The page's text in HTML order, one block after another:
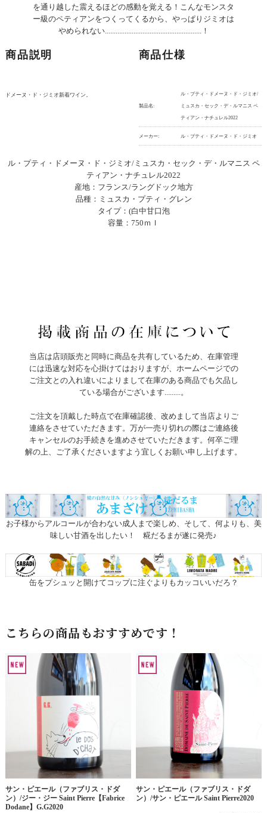
を通り越した震えるほどの感動を覚える！こんなモンスタ
ー級のペティアンをつくってくるから、やっぱりジミオは
やめられない......................................................！
商品説明
ドメーヌ・ド・ジミオ新着ワイン。
商品仕様
製品名:
ル・プティ・ドメーヌ・ド・ジミオ/
ミュスカ・セック・デ・ルマニス ペ
ティアン・ナチュレル2022
メーカー: ル・プティ・ドメーヌ・ド・ジミオ
ル・プティ・ドメーヌ・ド・ジミオ/ミュスカ・セック・デ・ルマニス ペ
ティアン・ナチュレル2022
産地：フランス/ラングドック地方
品種：ミュスカ・プティ・グレン
タイプ：(白中甘口泡
容量：750ｍｌ
当店は店頭販売と同時に商品を共有しているため、在庫管理
には迅速な対応を心掛けてはおりますが、ホームページでの
ご注文との入れ違いによりまして在庫のある商品でも欠品し
ている場合がございます.........。
ご注文を頂戴した時点で在庫確認後、改めまして当店よりご
連絡をさせていただきます。万が一売り切れの際はご連絡後
キャンセルのお手続きを進めさせていただきます。何卒ご理
解の上、ご了承くださいますよう宜しくお願い申し上げます。
お子様からアルコールが合わない成人まで楽しめ、そして、何よりも、美
味しい甘酒を出したい！ 糀だるまが遂に発売♪
缶をプシュッと開けてコップに注ぐよりもカッコいいだろ？
こちらの商品もおすすめです！
サン・ピエール（ファブリス・ドダ
ン）/ジー・ジー Saint Pierre【Fabrice
Dodane】G.G2020
サン・ピエール（ファブリス・ドダ
ン）/サン・ピエール Saint Pierre2020